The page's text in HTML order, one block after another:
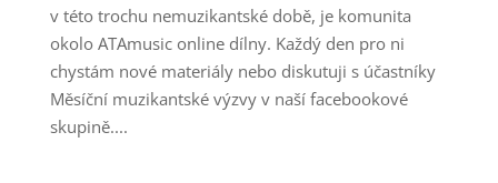
v této trochu nemuzikantské době, je komunita
okolo ATAmusic online dílny. Každý den pro ni
chystám nové materiály nebo diskutuji s účastníky
Měsíční muzikantské výzvy v naší facebookové
skupině....